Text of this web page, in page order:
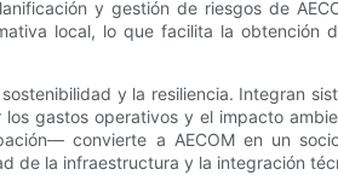
y gestión de riesgos de
local, lo que facilita la
y la resiliencia. Integran
gastos operativos y el impacto
convierte a AECOM en un
de la infraestructura y la integración